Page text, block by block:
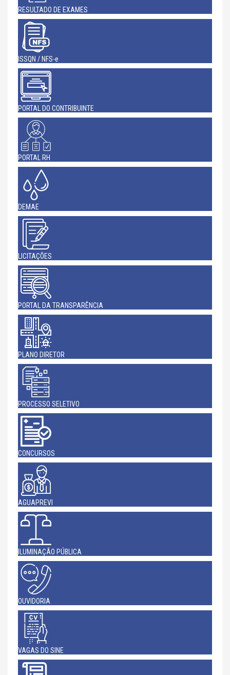
RESULTADO DE EXAMES
ISSQN / NFS-e
PORTAL DO CONTRIBUINTE
PORTAL RH
DEMAE
LICITAÇÕES
PORTAL DA TRANSPARÊNCIA
PLANO DIRETOR
PROCESSO SELETIVO
CONCURSOS
AGUAPREVI
ILUMINAÇÃO PÚBLICA
OUVIDORIA
VAGAS DO SINE